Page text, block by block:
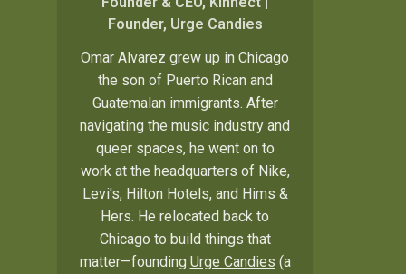
Founder, Urge Candies
Omar Alvarez grew up in Chicago
the son of Puerto Rican and
Guatemalan immigrants. After
navigating the music industry and
queer spaces, he went on to
work at the headquarters of Nike,
Levi's, Hilton Hotels, and Hims &
Hers. He relocated back to
Chicago to build things that
matter—founding Urge Candies (a